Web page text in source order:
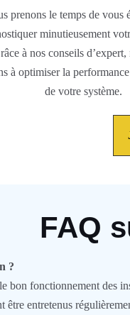
prenons le temps de vous
minutieusement
à nos conseils d’expert,
à optimiser la
de votre système.
FAQ
?
bon fonctionnement des
être entretenus